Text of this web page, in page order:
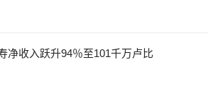
净收入跃升94％至101千万卢比